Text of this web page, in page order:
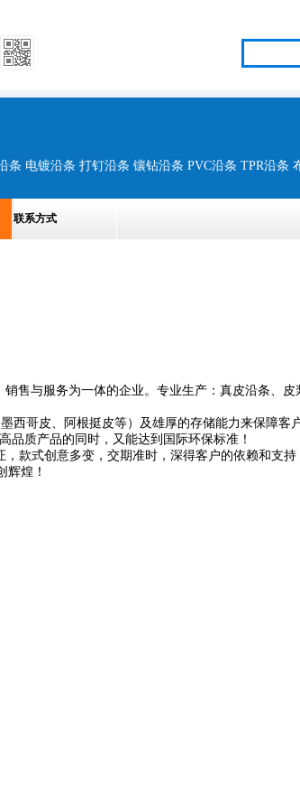
联系方式
与服务为一体的企业。专业生产：真皮沿条、
西哥皮、阿根挺皮等）及雄厚的存储能力来保障
品质产品的同时，又能达到国际环保标准！
式创意多变，交期准时，深得客户的依赖和支持
煌！